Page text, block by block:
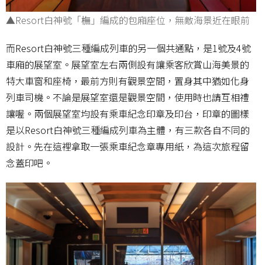
▲Resort白神號「橅」編成的包廂座位，無敵海景近在眼前
而Resort白神號三種編成列車的另一個共通點，是1號及4號
車廂的展望室。展望室左右兩側設有讓乘客欣賞山海美景的
特大車窗和座椅，最前方則有觀景空間，置身其中猶如化身
列車司機。不論是展望室還是觀景空間，使用時也請互相禮
讓喔。兩個展望室均設有乘車紀念印章及印台，印章的圖樣
是以Resort白神號三種編成列車為主體，有三款各自不同的
設計。先在這裡拿取一張乘車紀念章專用紙，為這次旅程留
念蓋印吧。